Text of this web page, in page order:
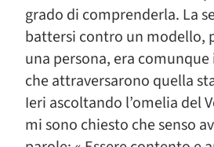
grado di comprenderla. La
battersi contro un modello,
una persona, era
che attraversarono quella
Ieri ascoltando l’omelia del
mi sono chiesto che senso